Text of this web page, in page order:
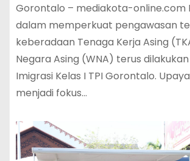
Gorontalo – mediakota-online.com
dalam memperkuat pengawasan
keberadaan Tenaga Kerja Asing
Negara Asing (WNA) terus
Imigrasi Kelas I TPI Gorontalo.
menjadi fokus…